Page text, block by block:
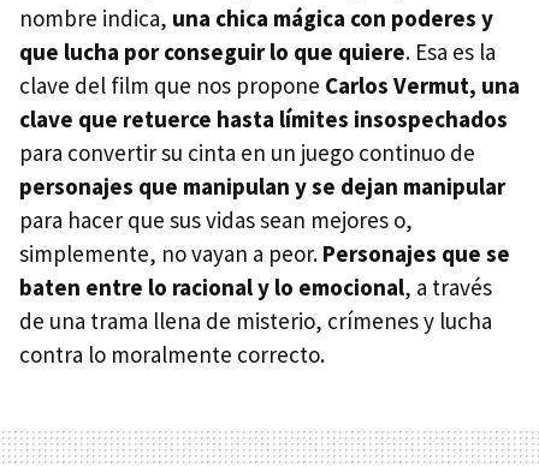
nombre indica, una chica mágica con poderes y
que lucha por conseguir lo que quiere. Esa es la
clave del film que nos propone Carlos Vermut, una
clave que retuerce hasta límites insospechados
para convertir su cinta en un juego continuo de
personajes que manipulan y se dejan manipular
para hacer que sus vidas sean mejores o,
simplemente, no vayan a peor. Personajes que se
baten entre lo racional y lo emocional, a través
de una trama llena de misterio, crímenes y lucha
contra lo moralmente correcto.